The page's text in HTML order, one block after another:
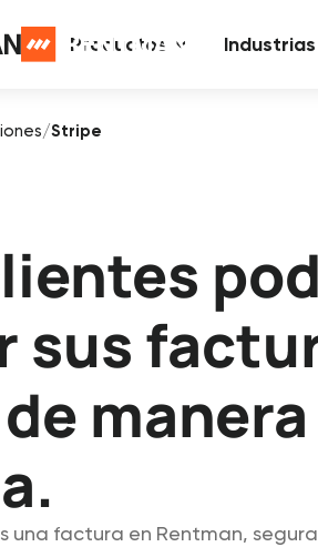
Productos Industrias
/Stripe
sus
una factura en Rentman,